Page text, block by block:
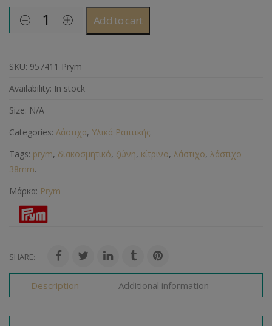
Add to cart
SKU: 957411 Prym
Availability: In stock
Size: N/A
Categories: Λάστιχα, Υλικά Ραπτικής.
Tags: prym, διακοσμητικό, ζώνη, κίτρινο, λάστιχο, λάστιχο
38mm.
Μάρκα: Prym
SHARE:
Description Additional information